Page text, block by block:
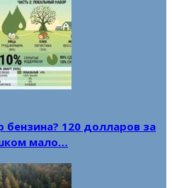
бензина? 120 долларов за
мало…